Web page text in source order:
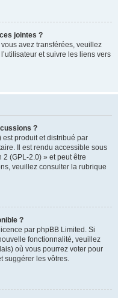
jointes ?
avez transférées, veuillez
et suivre les liens vers
?
produit et distribué par
Il est rendu accessible sous
(GPL-2.0) » et peut être
veuillez consulter la rubrique
?
par phpBB Limited. Si
fonctionnalité, veuillez
où vous pourrez voter pour
suggérer les vôtres.